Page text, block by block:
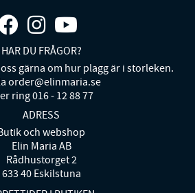
HAR DU FRÅGOR?
gärna om hur plagg är i storleken.
order@elinmaria.se
ring 016 - 12 88 77
ADRESS
och webshop
Elin Maria AB
Rådhustorget 2
633 40 Eskilstuna